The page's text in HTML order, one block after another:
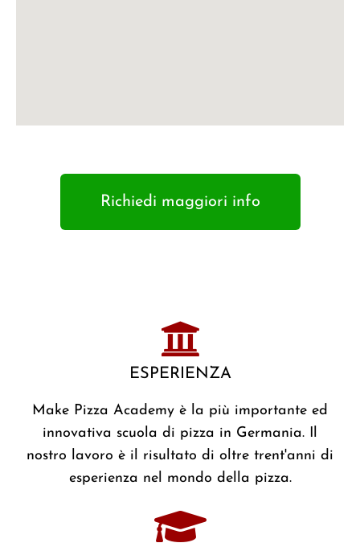
Richiedi maggiori info
ESPERIENZA
Make Pizza Academy è la più importante ed
innovativa scuola di pizza in Germania. Il
nostro lavoro è il risultato di oltre trent'anni di
esperienza nel mondo della pizza.